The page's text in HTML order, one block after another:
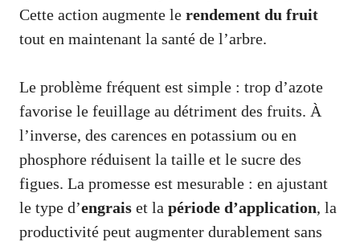
Cette action augmente le rendement du fruit
tout en maintenant la santé de l’arbre.
Le problème fréquent est simple : trop d’azote
favorise le feuillage au détriment des fruits. À
l’inverse, des carences en potassium ou en
phosphore réduisent la taille et le sucre des
figues. La promesse est mesurable : en ajustant
le type d’engrais et la période d’application, la
productivité peut augmenter durablement sans